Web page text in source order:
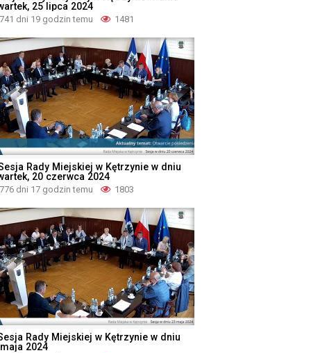
25 lipca 2024
741 dni 19 godzin temu 1481
Rady Miejskiej w Kętrzynie w dniu
20 czerwca 2024
776 dni 17 godzin temu 1803
Rady Miejskiej w Kętrzynie w dniu
2024